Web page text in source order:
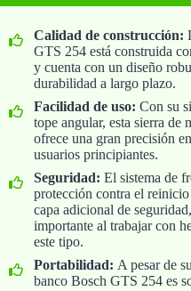
Calidad de construcción:
GTS 254 está construida
y cuenta con un diseño
durabilidad a largo plazo.
Facilidad de uso: Con su
tope angular, esta sierra de
ofrece una gran precisión
usuarios principiantes.
Seguridad: El sistema de
protección contra el
capa adicional de
importante al trabajar con
este tipo.
Portabilidad: A pesar de
banco Bosch GTS 254 es